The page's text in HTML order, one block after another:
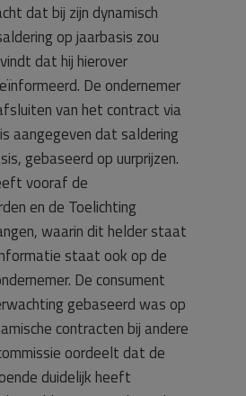
dat bij zijn dynamisch
op jaarbasis zou
dat hij hierover
De ondernemer
van het contract via
aangegeven dat saldering
gebaseerd op uurprijzen.
vooraf de
en de Toelichting
waarin dit helder staat
staat ook op de
De consument
gebaseerd was op
contracten bij andere
oordeelt dat de
duidelijk heeft